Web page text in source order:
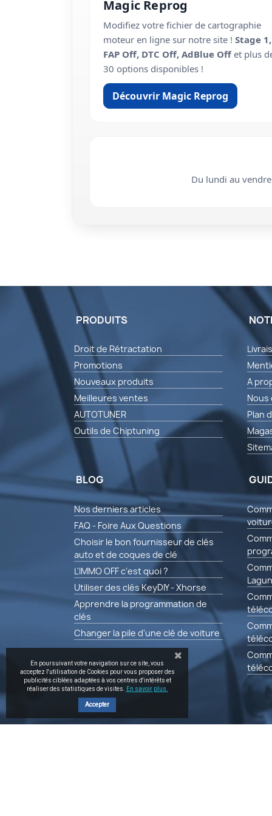
Magic Reprog
Modifiez votre fichier de cartographie
moteur en ligne sur notre site ! Stage 1,
FAP Off, DTC Off, AdBlue Off et plus
30 options disponibles !
Découvrir Magic Reprog
Du lundi au
PRODUITS
Droit de Rétractation
Promotions
Nouveaux produits
Meilleures ventes
AUTOTUNER
Outils de Chiptuning
A
Plan
BLOG
Nos derniers articles
FAQ - Foire Aux Questions
Choisir le bon fournisseur de clés
auto et de coques de clé
L'IMMO OFF c'est quoi ?
Utiliser des clés KeyDIY - Xhorse
Apprendre la programmation de
clés
Changer la pile d'une clé de voiture
En poursuivant votre navigation sur ce site, vous
acceptez l'utilisation de Cookies pour vous proposer des
publicités ciblées adaptées à vos centres d'intérêts et
réaliser des statistiques de visites.
En savoir plus.
Accepter